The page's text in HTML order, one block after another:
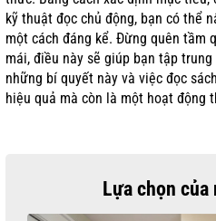
kỹ thuật đọc chủ động, bạn có thể
một cách đáng kể. Đừng quên tầm
mái, điều này sẽ giúp bạn tập
những bí quyết này và việc đọc
hiệu quả mà còn là một hoạt động
Lựa chọn